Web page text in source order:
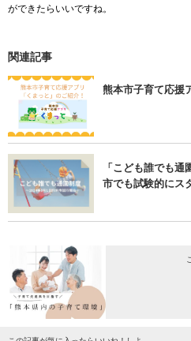
ができたらいいですね。
関連記事
熊本市子育て応援
「こども誰でも
市でも試験的にス